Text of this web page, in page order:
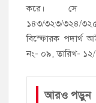
করে। সে
১৪৩/৩২৩/৩২৪/
বিস্ফোরক পদার্থ
নং- ০৯, তারিখ-
আরও পড়ুন